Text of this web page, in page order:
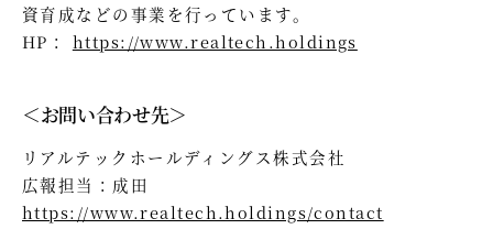
資育成などの事業を行っています。
HP： https://www.realtech.holdings
＜お問い合わせ先＞
リアルテックホールディングス株式会社
広報担当：成田
https://www.realtech.holdings/contact